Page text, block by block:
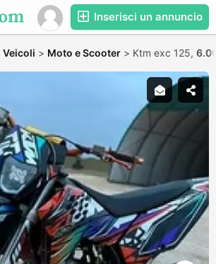
Inserisci un annuncio
Veicoli > Moto e Scooter > Ktm exc 125,